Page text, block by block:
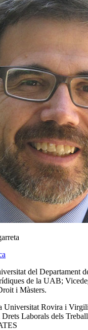
del Departament
de la UAB;
i Màsters.
Universitat Rovira i
Laborals dels